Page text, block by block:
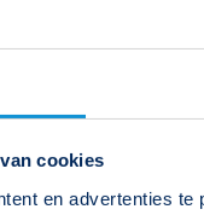
cookies
en advertenties